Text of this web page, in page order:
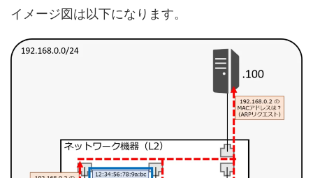
イメージ図は以下になります。